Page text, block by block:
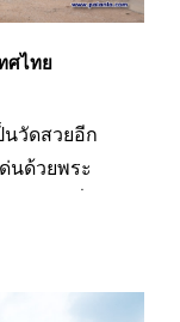
ศไทย
นวัดสวยอีก
นด้วยพระ
าเยือนจะได้
ระพุทธรูป